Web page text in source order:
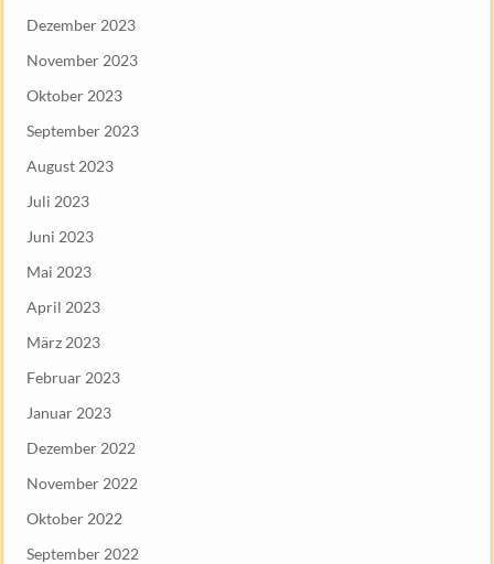
Dezember 2023
November 2023
Oktober 2023
September 2023
August 2023
Juli 2023
Juni 2023
Mai 2023
April 2023
März 2023
Februar 2023
Januar 2023
Dezember 2022
November 2022
Oktober 2022
September 2022